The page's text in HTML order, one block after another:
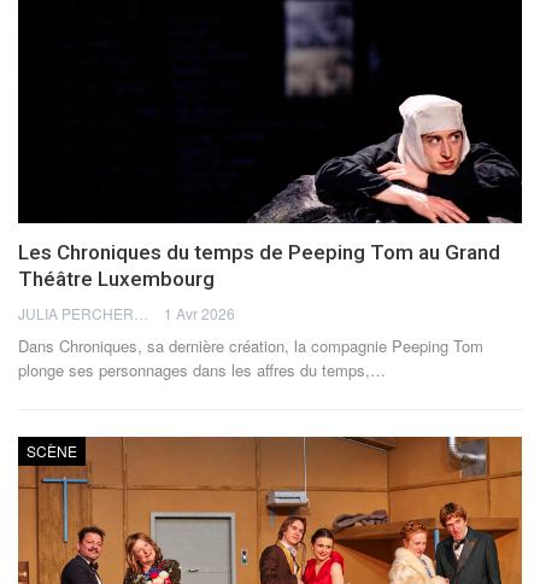
Les Chroniques du temps de Peeping Tom au Grand
Théâtre Luxembourg
1 Avr 2026
Dans Chroniques, sa dernière création, la compagnie Peeping Tom
plonge ses personnages dans les affres du temps, …
SCÈNE